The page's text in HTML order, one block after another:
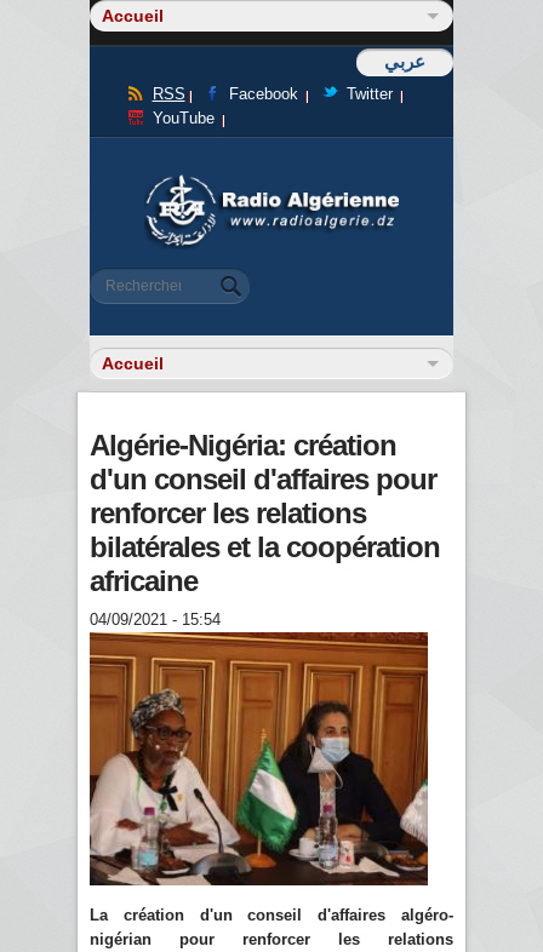
عربي
RSS Facebook
Twitter
YouTube
Formulaire de recherche
Rechercher
Algérie-Nigéria: création
d'un conseil d'affaires pour
renforcer les relations
bilatérales et la coopération
africaine
04/09/2021 - 15:54
La création d'un conseil d'affaires algéro-
nigérian pour renforcer les relations